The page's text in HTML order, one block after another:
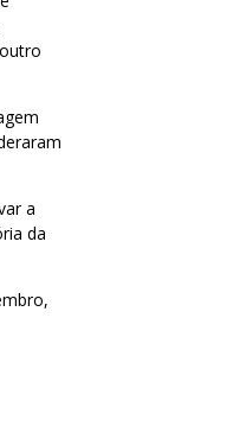
a
da